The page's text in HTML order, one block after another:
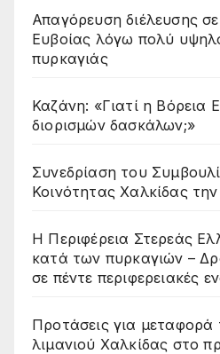
Απαγόρευση διέλευσης
Ευβοίας λόγω πολύ
πυρκαγιάς
Καζάνη: «Γιατί η Βόρεια
διορισμών δασκάλων;»
Συνεδρίαση του
Κοινότητας Χαλκίδας
Η Περιφέρεια Στερεάς
κατά των πυρκαγιών –
σε πέντε περιφερειακές
Προτάσεις για μεταφορά
λιμανιού Χαλκίδας στο